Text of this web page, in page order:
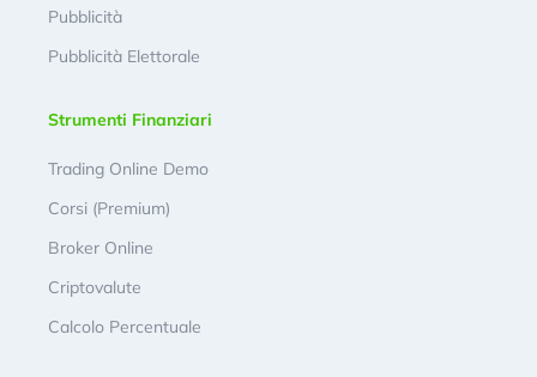
Pubblicità
Pubblicità Elettorale
Strumenti Finanziari
Trading Online Demo
Corsi (Premium)
Broker Online
Criptovalute
Calcolo Percentuale